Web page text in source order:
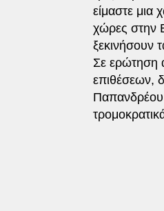
είμαστε μια
χώρες στην
ξεκινήσουν
Σε ερώτηση
επιθέσεων,
Παπανδρέου